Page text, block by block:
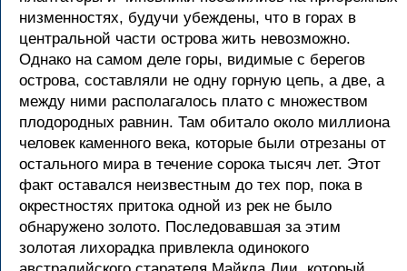
низменностях, будучи убеждены, что в горах в
центральной части острова жить невозможно.
Однако на самом деле горы, видимые с берегов
острова, составляли не одну горную цепь, а две, а
между ними располагалось плато с множеством
плодородных равнин. Там обитало около миллиона
человек каменного века, которые были отрезаны от
остального мира в течение сорока тысяч лет. Этот
факт оставался неизвестным до тех пор, пока в
окрестностях притока одной из рек не было
обнаружено золото. Последовавшая за этим
золотая лихорадка привлекла одинокого